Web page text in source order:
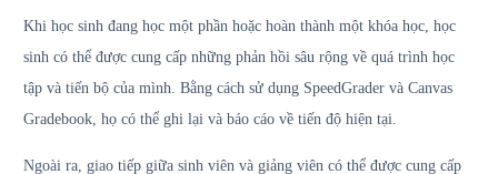
Khi học sinh đang học một phần hoặc hoàn thành một khóa học, học
sinh có thể được cung cấp những phản hồi sâu rộng về quá trình học
tập và tiến bộ của mình. Bằng cách sử dụng SpeedGrader và Canvas
Gradebook, họ có thể ghi lại và báo cáo về tiến độ hiện tại.
Ngoài ra, giao tiếp giữa sinh viên và giảng viên có thể được cung cấp